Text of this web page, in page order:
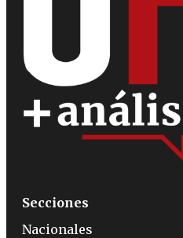
Secciones
Nacionales